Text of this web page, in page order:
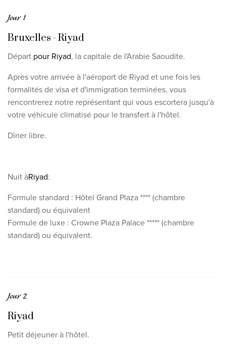
Jour 1
Bruxelles - Riyad
Départ pour Riyad, la capitale de l'Arabie Saoudite.
Après votre arrivée à l'aéroport de Riyad et une fois les
formalités de visa et d'immigration terminées, vous
rencontrerez notre représentant qui vous escortera jusqu'à
votre véhicule climatisé pour le transfert à l'hôtel.
Dîner libre.
Nuit àRiyad:
Formule standard : Hôtel Grand Plaza **** (chambre
standard) ou équivalent
Formule de luxe : Crowne Plaza Palace ***** (chambre
standard) ou équivalent.
Jour 2
Riyad
Petit déjeuner à l'hôtel.